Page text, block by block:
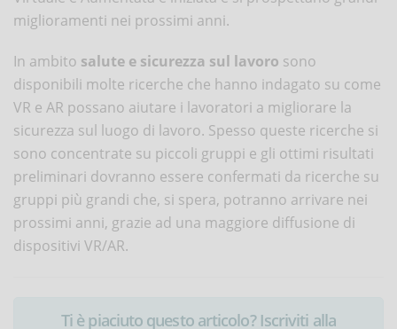
miglioramenti nei prossimi anni.
In ambito salute e sicurezza sul lavoro sono
disponibili molte ricerche che hanno indagato su come
VR e AR possano aiutare i lavoratori a migliorare la
sicurezza sul luogo di lavoro. Spesso queste ricerche si
sono concentrate su piccoli gruppi e gli ottimi risultati
preliminari dovranno essere confermati da ricerche su
gruppi più grandi che, si spera, potranno arrivare nei
prossimi anni, grazie ad una maggiore diffusione di
dispositivi VR/AR.
Ti è piaciuto questo articolo? Iscriviti alla